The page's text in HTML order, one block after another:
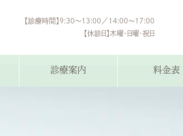
【診療時間】9:30～13:00／14:00～17:00
【休診日】木曜・日曜・祝日
診療案内 料金表